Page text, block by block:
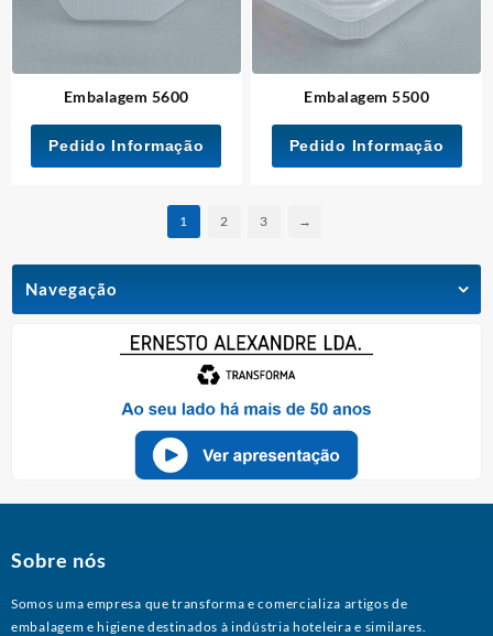
Navegação
Embalagem 5600
Pedido Informação
Embalagem 5500
Pedido Informação
1 2 3 →
Sobre nós
Somos uma empresa que transforma e comercializa artigos de
embalagem e higiene destinados à indústria hoteleira e similares.